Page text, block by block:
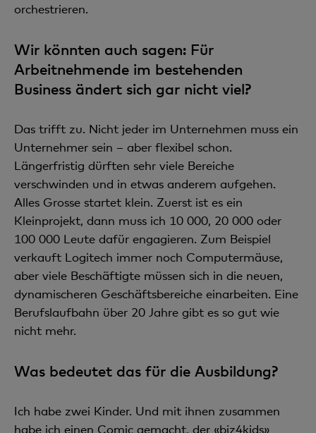
orchestrieren.
Wir könnten auch sagen: Für
Arbeitnehmende im bestehenden
Business ändert sich gar nicht viel?
Das trifft zu. Nicht jeder im Unternehmen muss ein
Unternehmer sein – aber flexibel schon.
Längerfristig dürften sehr viele Bereiche
verschwinden und in etwas anderem aufgehen.
Alles Grosse startet klein. Zuerst ist es ein
Kleinprojekt, dann muss ich 10 000, 20 000 oder
100 000 Leute dafür engagieren. Zum Beispiel
verkauft Logitech immer noch Computermäuse,
aber viele Beschäftigte müssen sich in die neuen,
dynamischeren Geschäftsbereiche einarbeiten. Eine
Berufslaufbahn über 20 Jahre gibt es so gut wie
nicht mehr.
Was bedeutet das für die Ausbildung?
Ich habe zwei Kinder. Und mit ihnen zusammen
habe ich einen Comic gemacht, der «biz4kids»